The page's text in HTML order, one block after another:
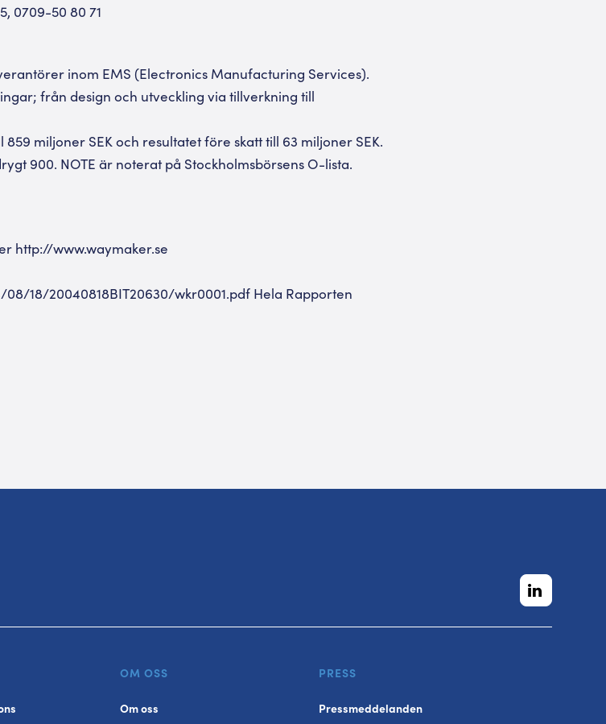
0709-50 80 71
inom EMS (Electronics Manufacturing Services).
från design och utveckling via tillverkning till
miljoner SEK och resultatet före skatt till 63 miljoner SEK.
900. NOTE är noterat på Stockholmsbörsens O-lista.
http://www.waymaker.se
18/20040818BIT20630/wkr0001.pdf Hela Rapporten
OM OSS
Om oss
PRESS
Pressmeddelanden